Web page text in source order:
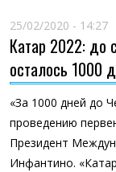
25/02/2020 - 14:27
Катар 2022: до
осталось 1000
«За 1000 дней до
проведению
Президент
Инфантино.